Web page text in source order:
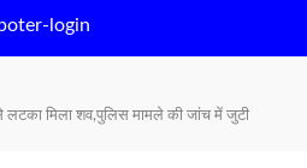
login
मिला शव,पुलिस मामले की जांच में जुटी